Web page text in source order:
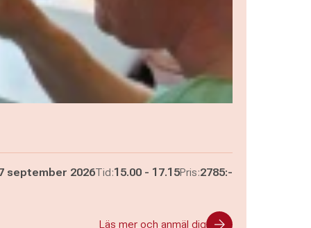
september 2026Tid:Pågår mellan
15.00 - och
17.15Pris:2785:-
Läs mer och anmäl dig